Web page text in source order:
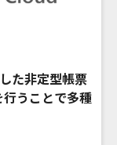
た非定型帳票
うことで多種